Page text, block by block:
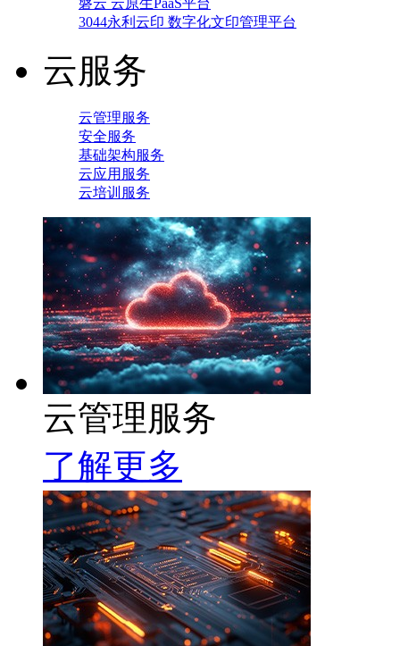
磐云 云原生PaaS平台
3044永利云印 数字化文印管理平台
云服务
云管理服务
安全服务
基础架构服务
云应用服务
云培训服务
云管理服务
了解更多